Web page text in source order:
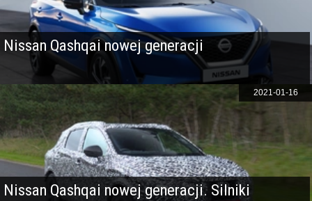
Nissan Qashqai nowej generacji
Nissan Qashqai nowej generacji. Silniki
2021-01-16